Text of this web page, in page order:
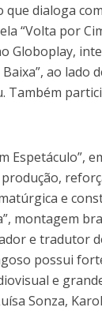
que dialoga
“Volta por
Globoplay,
ao lado
Também
Espetáculo”,
e
montagem
e tradutor
possui
e
Sonza,